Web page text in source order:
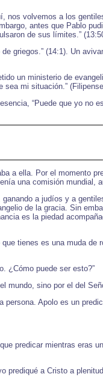
volvemos a los
antes que Pablo
de sus límites.”
griegos.” (14:1). Un
un ministerio de
mi situación.”
“Puede que yo no
a ella. Por el momento
una comisión mundial,
a judíos y a
de la gracia. Sin
es la piedad
tienes es una muda de
¿Cómo puede ser esto?”
mundo, sino por el del
Apolo es un
predicar mientras eras
prediqué a Cristo a